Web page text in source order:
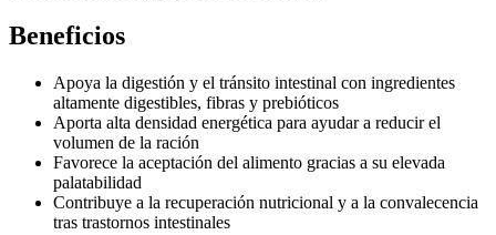
Beneficios
Apoya la digestión y el tránsito intestinal con ingredientes
altamente digestibles, fibras y prebióticos
Aporta alta densidad energética para ayudar a reducir el
volumen de la ración
Favorece la aceptación del alimento gracias a su elevada
palatabilidad
Contribuye a la recuperación nutricional y a la convalecencia
tras trastornos intestinales